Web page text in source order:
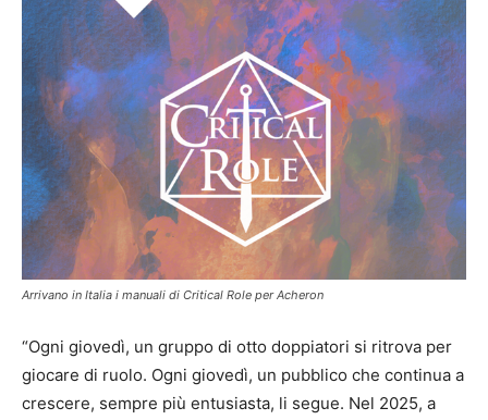
Arrivano in Italia i manuali di Critical Role per Acheron
“Ogni giovedì, un gruppo di otto doppiatori si ritrova per
giocare di ruolo. Ogni giovedì, un pubblico che continua a
crescere, sempre più entusiasta, li segue. Nel 2025, a